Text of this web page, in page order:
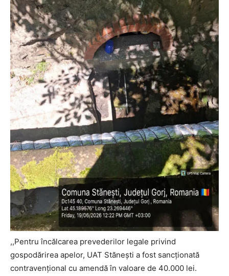
,,Pentru încălcarea prevederilor legale privind
gospodărirea apelor, UAT Stănești a fost sancționată
contravențional cu amendă în valoare de 40.000 lei.